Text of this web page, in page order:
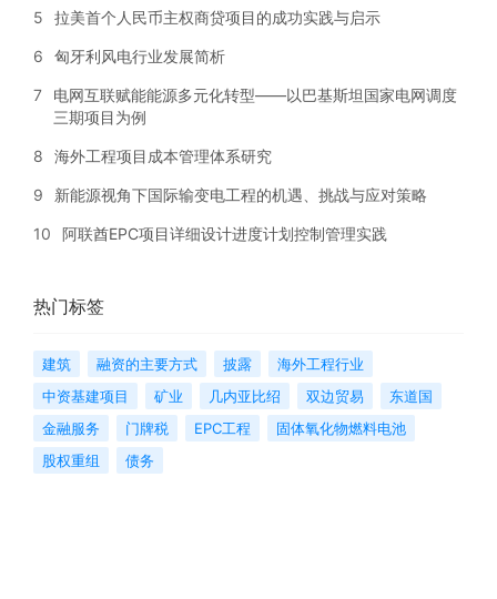
5 拉美首个人民币主权商贷项目的成功实践与启示
6 匈牙利风电行业发展简析
7
电网互联赋能能源多元化转型——以巴基斯坦国家电网调度
三期项目为例
8 海外工程项目成本管理体系研究
9 新能源视角下国际输变电工程的机遇、挑战与应对策略
10 阿联酋EPC项目详细设计进度计划控制管理实践
热门标签
建筑 融资的主要方式 披露
海外工程行业
中资基建项目
矿业 几内亚比绍 双边贸易
东道国
金融服务
门牌税 EPC工程
固体氧化物燃料电池
股权重组
债务